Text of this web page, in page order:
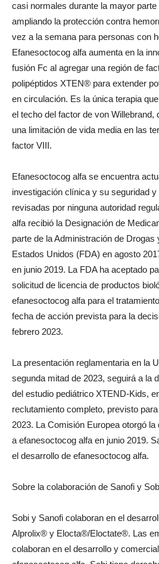
casi normales durante la mayor parte
ampliando la protección contra
vez a la semana para personas con
Efanesoctocog alfa aumenta en la
fusión Fc al agregar una región de
polipéptidos XTEN® para extender
en circulación. Es la única terapia
el techo del factor de von Willebrand,
una limitación de vida media en las
factor VIII.
Efanesoctocog alfa se encuentra
investigación clínica y su seguridad
revisadas por ninguna autoridad
alfa recibió la Designación de
parte de la Administración de Drogas
Estados Unidos (FDA) en agosto
en junio 2019. La FDA ha aceptado
solicitud de licencia de productos
efanesoctocog alfa para el
fecha de acción prevista para la
febrero 2023.
La presentación reglamentaria en la
segunda mitad de 2023, seguirá a la
del estudio pediátrico XTEND-Kids,
reclutamiento completo, previsto
2023. La Comisión Europea otorgó
a efanesoctocog alfa en junio 2019.
el desarrollo de efanesoctocog alfa.
Sobre la colaboración de Sanofi y
Sobi y Sanofi colaboran en el
Alprolix® y Elocta®/Eloctate®. Las
colaboran en el desarrollo y